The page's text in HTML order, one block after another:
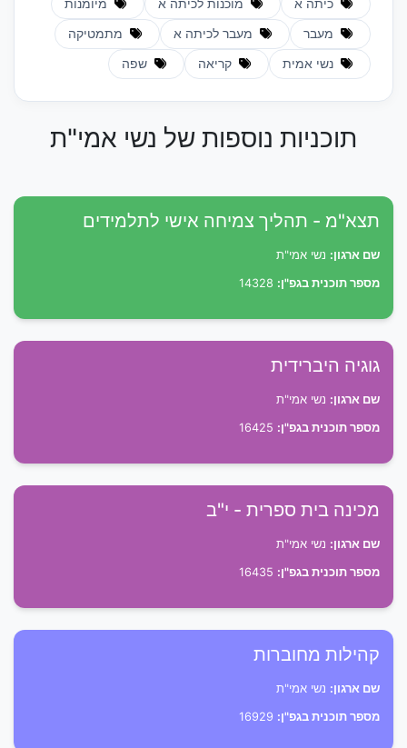
כיתה א מוכנות לכיתה א מיומנות
מעבר מעבר לכיתה א מתמטיקה
נשי אמית קריאה שפה
תוכניות נוספות של נשי אמי"ת
תצא"מ - תהליך צמיחה אישי לתלמידים
שם ארגון: נשי אמי"ת
מספר תוכנית בגפ"ן:
גוגיה היברידית
שם ארגון: נשי אמי"ת
מספר תוכנית בגפ"ן:
מכינה בית ספרית - י"ב
שם ארגון: נשי אמי"ת
מספר תוכנית בגפ"ן:
קהילות מחוברות
שם ארגון: נשי אמי"ת
מספר תוכנית בגפ"ן: